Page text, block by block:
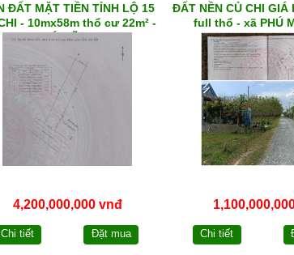
ĐẤT MẶT TIỀN TỈNH LỘ 15
- 10mx58m thổ cư 22m² -
xã PHÚ MỸ HƯNG
4,200,000,000 vnđ
Chi tiết Đặt mua
ĐẤT NỀN CỦ CHI GIÁ
full thổ - xã PHÚ
Chi tiết